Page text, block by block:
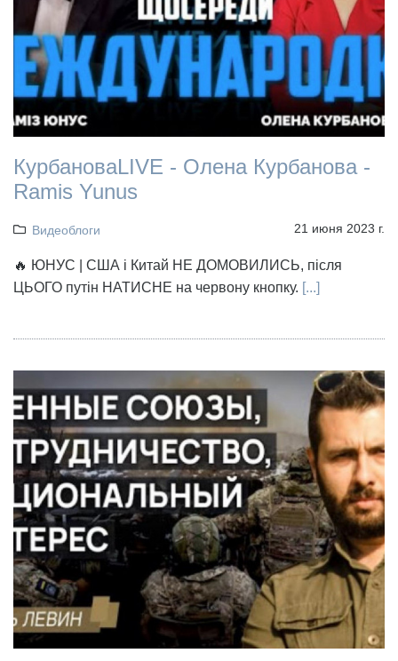
КурбановаLIVE - Олена Курбанова -
Ramis Yunus
Видеоблоги 21 июня 2023 г.
🔥 ЮНУС | США і Китай НЕ ДОМОВИЛИСЬ, після
ЦЬОГО путін НАТИСНЕ на червону кнопку. [...]